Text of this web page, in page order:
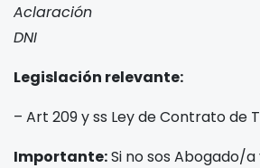
Aclaración
DNI
Legislación relevante:
– Art 209 y ss Ley de Contrato de
Importante:Si no sos Abogado/